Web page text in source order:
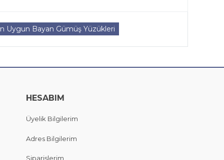
Uygun Bayan Gümüş Yüzükleri
HESABIM
Üyelik Bilgilerim
Adres Bilgilerim
Siparişlerim